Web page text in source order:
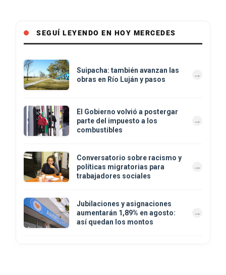
SEGUÍ LEYENDO EN HOY MERCEDES
Suipacha: también avanzan las
obras en Río Luján y pasos
El Gobierno volvió a postergar
parte del impuesto a los
combustibles
Conversatorio sobre racismo y
políticas migratorias para
trabajadores sociales
Jubilaciones y asignaciones
aumentarán 1,89% en agosto:
así quedan los montos